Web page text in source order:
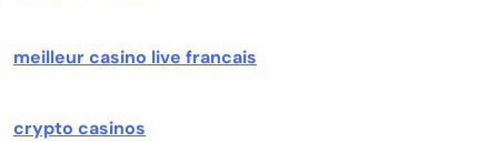
meilleur casino live francais
crypto casinos